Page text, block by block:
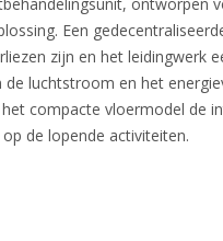
Een
zijn en het leidingwerk
luchtstroom en het
compacte vloermodel de
de lopende activiteiten.